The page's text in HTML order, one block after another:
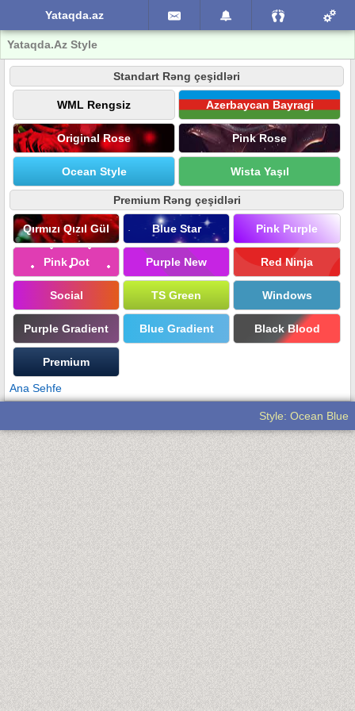
Yataqda.az
Yataqda.Az Style
Standart Rəng çeşidləri
WML Rengsiz Azerbaycan Bayragi
Original Rose Pink Rose
Ocean Style Wista Yaşıl
Premium Rəng çeşidləri
Qırmızı Qızıl Gül Blue Star Pink Purple
Pink Dot Purple New Red Ninja
Social TS Green Windows
Purple Gradient Blue Gradient Black Blood
Premium
Ana Sehfe
Style: Ocean Blue